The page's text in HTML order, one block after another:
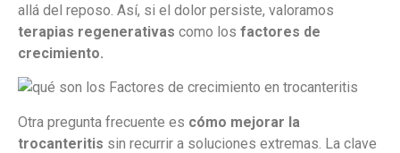
allá del reposo. Así, si el dolor persiste, valoramos
terapias regenerativas como los factores de
crecimiento.
Otra pregunta frecuente es cómo mejorar la
trocanteritis sin recurrir a soluciones extremas. La clave